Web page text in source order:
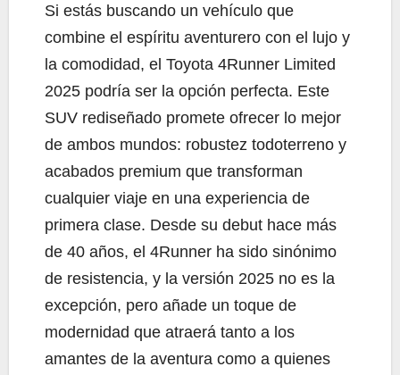
Si estás buscando un vehículo que
combine el espíritu aventurero con el lujo y
la comodidad, el Toyota 4Runner Limited
2025 podría ser la opción perfecta. Este
SUV rediseñado promete ofrecer lo mejor
de ambos mundos: robustez todoterreno y
acabados premium que transforman
cualquier viaje en una experiencia de
primera clase. Desde su debut hace más
de 40 años, el 4Runner ha sido sinónimo
de resistencia, y la versión 2025 no es la
excepción, pero añade un toque de
modernidad que atraerá tanto a los
amantes de la aventura como a quienes